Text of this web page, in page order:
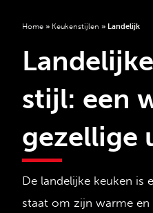
Home » Keukenstijlen » Landelijk
stijl: een
gezellige
De landelijke keuken is
staat om zijn warme en